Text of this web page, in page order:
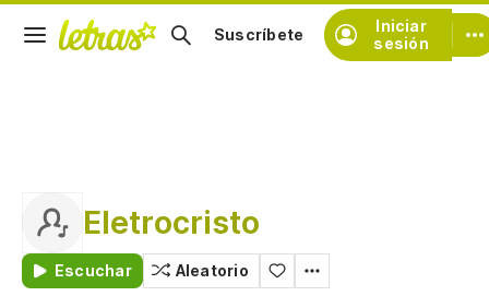
Iniciar
sesión
Suscríbete
Eletrocristo
Escuchar Aleatorio